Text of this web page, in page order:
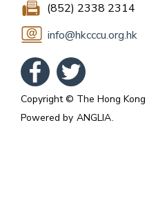
(852) 2338 2314
info@hkcccu.org.hk
Copyright © The Hong
Powered by ANGLIA.